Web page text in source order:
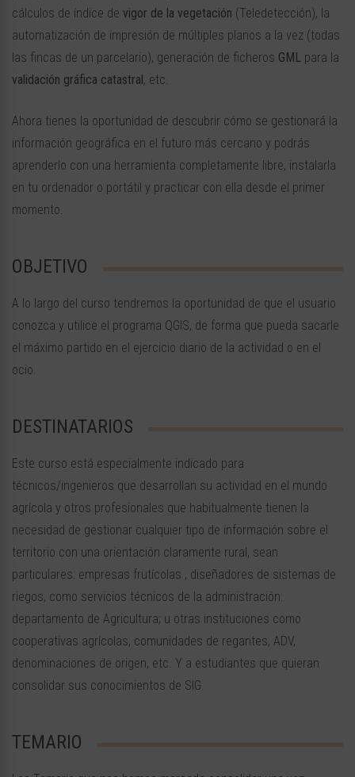
cálculos de índice de vigor de la vegetación (Teledetección), la
automatización de impresión de múltiples planos a la vez (todas
las fincas de un parcelario), generación de ficheros GML para la
validación gráfica catastral , etc.
Ahora tienes la oportunidad de descubrir cómo se gestionará la
información geográfica en el futuro más cercano y podrás
aprenderlo con una herramienta completamente libre, instalarla
en tu ordenador o portátil y practicar con ella desde el primer
momento.
OBJETIVO
A lo largo del curso tendremos la oportunidad de que el usuario
conozca y utilice el programa QGIS, de forma que pueda sacarle
el máximo partido en el ejercicio diario de la actividad o en el
ocio.
DESTINATARIOS
Este curso está especialmente indicado para
técnicos/ingenieros que desarrollan su actividad en el mundo
agrícola y otros profesionales que habitualmente tienen la
necesidad de gestionar cualquier tipo de información sobre el
territorio con una orientación claramente rural, sean
particulares: empresas frutícolas , diseñadores de sistemas de
riegos, como servicios técnicos de la administración:
departamento de Agricultura; u otras instituciones como
cooperativas agrícolas, comunidades de regantes, ADV,
denominaciones de origen, etc. Y a estudiantes que quieran
consolidar sus conocimientos de SIG.
TEMARIO